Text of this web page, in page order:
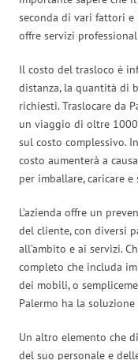
seconda di vari fattori e
offre servizi
Il costo del trasloco è
distanza, la quantità di
richiesti. Traslocare da
un viaggio di oltre
sul costo complessivo.
costo aumenterà a
per imballare, caricare
L’azienda offre un
del cliente, con diversi
all’ambito e ai servizi.
completo che includa
dei mobili, o
Palermo ha la soluzione
Un altro elemento che
del suo personale e